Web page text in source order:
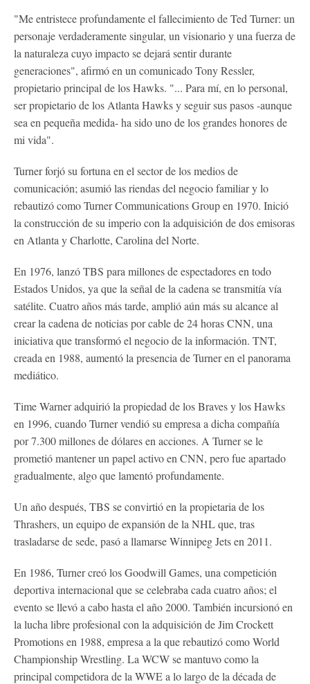
"Me entristece profundamente el fallecimiento de Ted Turner: un
personaje verdaderamente singular, un visionario y una fuerza de
la naturaleza cuyo impacto se dejará sentir durante
generaciones", afirmó en un comunicado Tony Ressler,
propietario principal de los Hawks. "... Para mí, en lo personal,
ser propietario de los Atlanta Hawks y seguir sus pasos -aunque
sea en pequeña medida- ha sido uno de los grandes honores de
mi vida".
Turner forjó su fortuna en el sector de los medios de
comunicación; asumió las riendas del negocio familiar y lo
rebautizó como Turner Communications Group en 1970. Inició
la construcción de su imperio con la adquisición de dos emisoras
en Atlanta y Charlotte, Carolina del Norte.
En 1976, lanzó TBS para millones de espectadores en todo
Estados Unidos, ya que la señal de la cadena se transmitía vía
satélite. Cuatro años más tarde, amplió aún más su alcance al
crear la cadena de noticias por cable de 24 horas CNN, una
iniciativa que transformó el negocio de la información. TNT,
creada en 1988, aumentó la presencia de Turner en el panorama
mediático.
Time Warner adquirió la propiedad de los Braves y los Hawks
en 1996, cuando Turner vendió su empresa a dicha compañía
por 7.300 millones de dólares en acciones. A Turner se le
prometió mantener un papel activo en CNN, pero fue apartado
gradualmente, algo que lamentó profundamente.
Un año después, TBS se convirtió en la propietaria de los
Thrashers, un equipo de expansión de la NHL que, tras
trasladarse de sede, pasó a llamarse Winnipeg Jets en 2011.
En 1986, Turner creó los Goodwill Games, una competición
deportiva internacional que se celebraba cada cuatro años; el
evento se llevó a cabo hasta el año 2000. También incursionó en
la lucha libre profesional con la adquisición de Jim Crockett
Promotions en 1988, empresa a la que rebautizó como World
Championship Wrestling. La WCW se mantuvo como la
principal competidora de la WWE a lo largo de la década de